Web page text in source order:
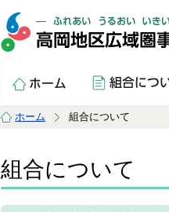
ホーム 組合について
組合について